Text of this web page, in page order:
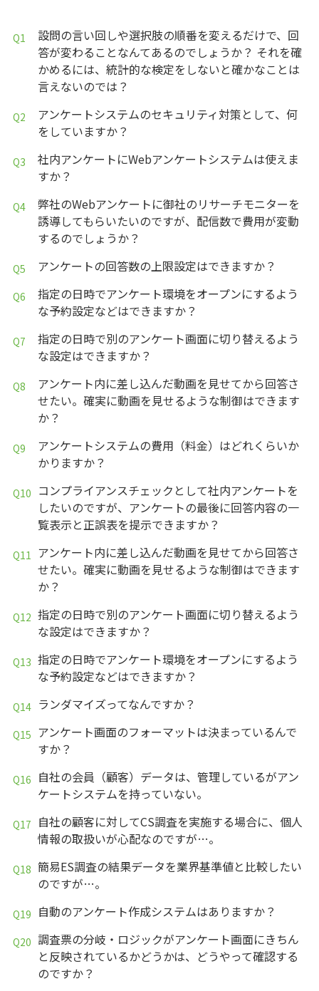
設問の言い回しや選択肢の順番を変えるだけで、回
答が変わることなんてあるのでしょうか？ それを確
かめるには、統計的な検定をしないと確かなことは
言えないのでは？
アンケートシステムのセキュリティ対策として、何
をしていますか？
社内アンケートにWebアンケートシステムは使えま
すか？
弊社のWebアンケートに御社のリサーチモニターを
誘導してもらいたいのですが、配信数で費用が変動
するのでしょうか？
アンケートの回答数の上限設定はできますか？
指定の日時でアンケート環境をオープンにするよう
な予約設定などはできますか？
指定の日時で別のアンケート画面に切り替えるよう
な設定はできますか？
アンケート内に差し込んだ動画を見せてから回答さ
せたい。確実に動画を見せるような制御はできます
か？
アンケートシステムの費用（料金）はどれくらいか
かりますか？
コンプライアンスチェックとして社内アンケートを
したいのですが、アンケートの最後に回答内容の一
覧表示と正誤表を提示できますか？
アンケート内に差し込んだ動画を見せてから回答さ
せたい。確実に動画を見せるような制御はできます
か？
指定の日時で別のアンケート画面に切り替えるよう
な設定はできますか？
指定の日時でアンケート環境をオープンにするよう
な予約設定などはできますか？
ランダマイズってなんですか？
アンケート画面のフォーマットは決まっているんで
すか？
自社の会員（顧客）データは、管理しているがアン
ケートシステムを持っていない。
自社の顧客に対してCS調査を実施する場合に、個人
情報の取扱いが心配なのですが…。
簡易ES調査の結果データを業界基準値と比較したい
のですが…。
自動のアンケート作成システムはありますか？
調査票の分岐・ロジックがアンケート画面にきちん
と反映されているかどうかは、どうやって確認する
のですか？